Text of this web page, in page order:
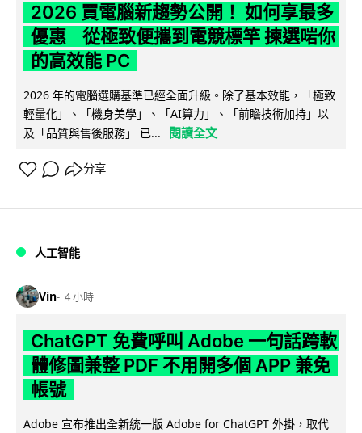
2026 買電腦新趨勢公開！ 如何享最多
優惠 從極致便攜到電競標竿 揀選啱你
的高效能 PC
2026 年的電腦選購基準已經全面升級。除了基本效能，「極致
輕量化」、「機身美學」、「AI算力」、「前瞻技術加持」以
及「品質與售後服務」 已...
閱讀全文
分享
人工智能
Vin 4 小時
ChatGPT 免費呼叫 Adobe 一句話跨軟
體修圖兼整 PDF 不用開多個 APP 兼免
帳號
Adobe 宣布推出全新統一版 Adobe for ChatGPT 外掛，取代